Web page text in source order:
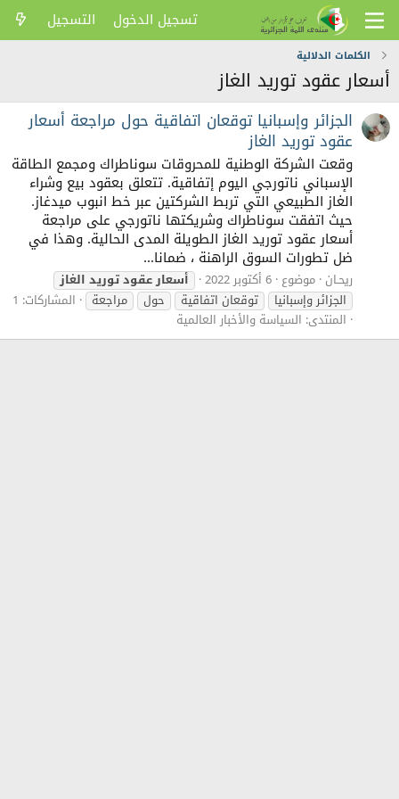
تسجيل الدخول التسجيل
الكلمات الدلالية
أسعار عقود توريد الغاز
الجزائر وإسبانيا توقعان اتفاقية حول مراجعة أسعار
عقود توريد الغاز
وقعت الشركة الوطنية للمحروقات سوناطراك ومجمع الطاقة
الإسباني ناتورجي اليوم إتفاقية. تتعلق بعقود بيع وشراء
الغاز الطبيعي التي تربط الشركتين عبر خط انبوب ميدغاز.
حيث اتفقت سوناطراك وشريكتها ناتورجي على مراجعة
أسعار عقود توريد الغاز الطويلة المدى الحالية. وهذا في
ضل تطورات السوق الراهنة ، ضمانا...
ريحـان موضوع 6 أكتوبر 2022 أسعارعقودتوريدالغاز
الجزائر وإسبانيا
توقعان اتفاقية حول مراجعة
المشاركات: 1
المنتدى: السياسة والأخبار العالمية